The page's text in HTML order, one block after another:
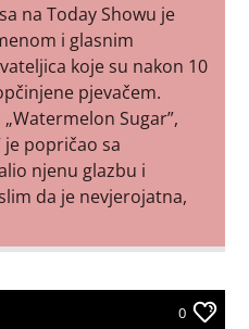
na Today Showu je
i glasnim
koje su nakon 10
pjevačem.
Sugar”,
je popričao sa
njenu glazbu i
da je nevjerojatna,
0